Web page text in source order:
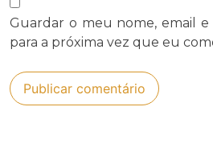
Guardar o meu nome, email
para a próxima vez que eu